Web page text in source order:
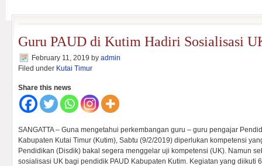
Guru PAUD di Kutim Hadiri Sosialisasi
February 11, 2019 by admin
Filed under Kutai Timur
Share this news
SANGATTA – Guna mengetahui perkembangan guru – guru pengajar
Kabupaten Kutai Timur (Kutim), Sabtu (9/2/2019) diperlukan kompetensi
Pendidikan (Disdik) bakal segera menggelar uji kompetensi (UK). Namun
sosialisasi UK bagi pendidik PAUD Kabupaten Kutim. Kegiatan yang diikuti